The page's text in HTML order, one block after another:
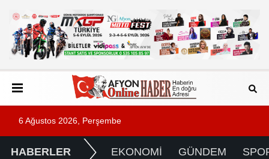
6 Ağustos 2026, Perşembe
HABERLER EKONOMİ GÜNDEM